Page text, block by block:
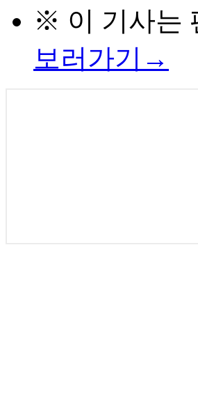
※ 이 기사는
보러가기→